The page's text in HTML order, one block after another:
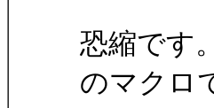
恐縮です
のマクロ